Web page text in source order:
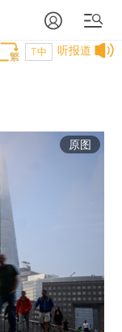
听报道
T中
原图